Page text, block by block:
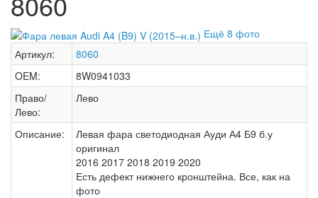
Ещё 8 фото
Артикул:
8060
OEM:
8W0941033
Право/
Лево:
Лево
Описание:
Левая фара светодиодная Ауди А4 Б9 б.у
оригинал
2016 2017 2018 2019 2020
Есть дефект нижнего кронштейна. Все, как на
фото